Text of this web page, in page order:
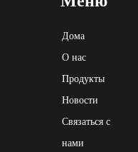
Дома
О нас
Продукты
Новости
Связаться с
нами